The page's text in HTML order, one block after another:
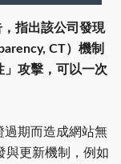
指出該公司發現
CT）機制
攻擊，可以一次
過期而造成網站無
與更新機制，例如